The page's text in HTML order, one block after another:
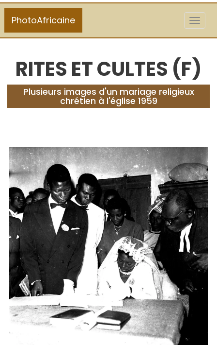
PhotoAfricaine
RITES ET CULTES (F)
Plusieurs images d'un mariage religieux
chrétien à l'église 1959